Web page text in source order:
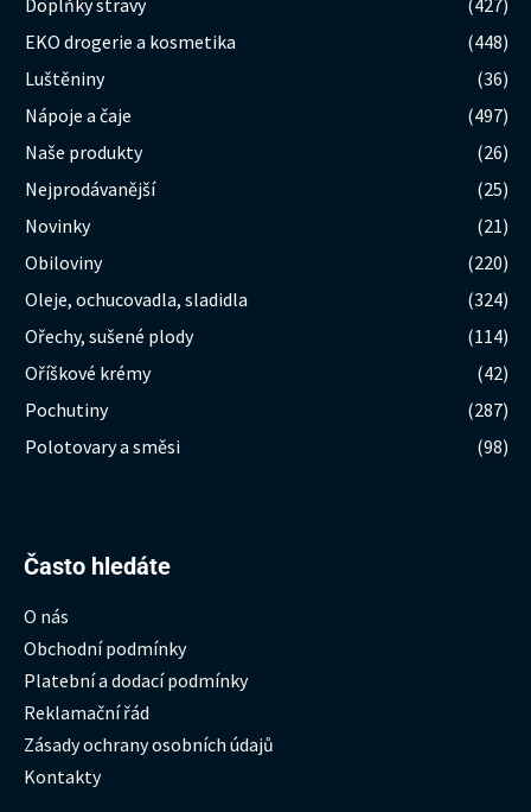
Doplňky stravy
(427)
EKO drogerie a kosmetika
(448)
Luštěniny
(36)
Nápoje a čaje
(497)
Naše produkty
(26)
Nejprodávanější
(25)
Novinky
(21)
Obiloviny
(220)
Oleje, ochucovadla, sladidla
(324)
Ořechy, sušené plody
(114)
Oříškové krémy
(42)
Pochutiny
(287)
Polotovary a směsi
(98)
Často hledáte
O nás
Obchodní podmínky
Platební a dodací podmínky
Reklamační řád
Zásady ochrany osobních údajů
Kontakty
Hledat: